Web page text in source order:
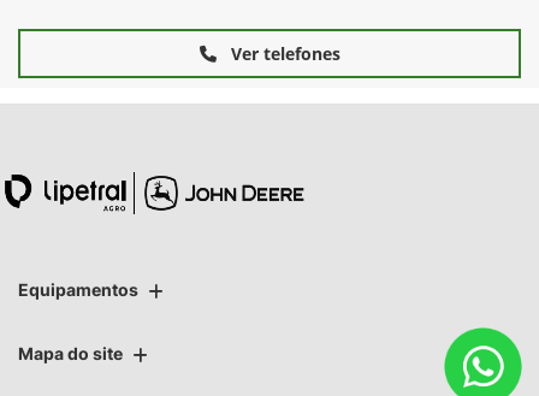
Ver telefones
Equipamentos
Mapa do site